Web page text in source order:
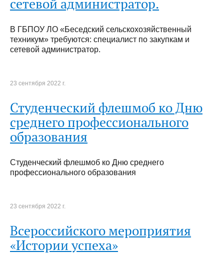
сетевой администратор.
В ГБПОУ ЛО «Беседский сельскохозяйственный
техникум» требуются: специалист по закупкам и
сетевой администратор.
23 сентября 2022 г.
Студенческий флешмоб ко Дню
среднего профессионального
образования
Студенческий флешмоб ко Дню среднего
профессионального образования
23 сентября 2022 г.
Всероссийского мероприятия
«Истории успеха»